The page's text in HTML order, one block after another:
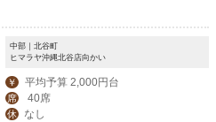
中部｜北谷町
ヒマラヤ沖縄北谷店向かい
￥ 平均予算 2,000円台
席 40席
休 なし